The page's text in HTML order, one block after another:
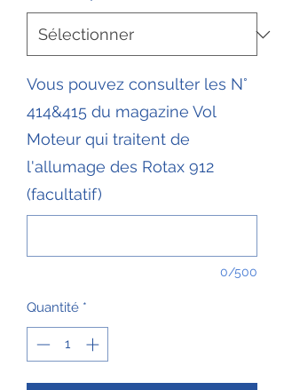
Vous pouvez consulter les N°
414&415 du magazine Vol
Moteur qui traitent de
l'allumage des Rotax 912
(facultatif)
0/500
Quantité *